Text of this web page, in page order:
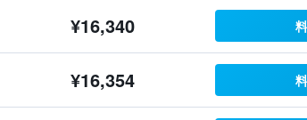
¥16,340
¥16,354